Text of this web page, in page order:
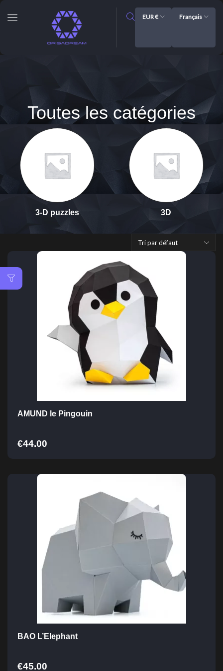
EUR € Français
Toutes les catégories
3-D puzzles 3D
AMUND le Pingouin
€44.00
BAO L’Elephant
€45.00